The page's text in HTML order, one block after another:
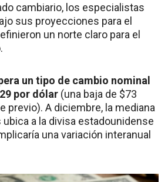
cambiario, los especialistas
sus proyecciones para el
un norte claro para el
un tipo de cambio nominal
por dólar (una baja de $73
previo). A diciembre, la mediana
a la divisa estadounidense
una variación interanual